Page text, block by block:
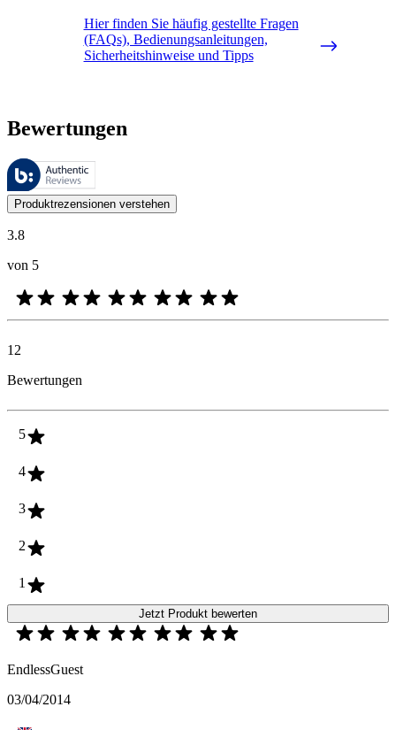
Hier finden Sie häufig gestellte Fragen
(FAQs), Bedienungsanleitungen,
Sicherheitshinweise und Tipps
Bewertungen
Diese Bewertungen werden von Bazaarvoice verwaltet und
Kundenmeinungen in Form von Produkt- und Sternebewertungen
Produktrezensionen verstehen
3.8
von 5
12
Bewertungen
5
4
3
2
1
Jetzt Produkt bewerten
EndlessGuest
03/04/2014